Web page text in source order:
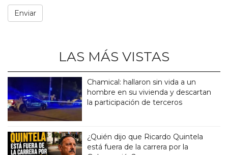
LAS MÁS VISTAS
Chamical: hallaron sin vida a un
hombre en su vivienda y descartan
la participación de terceros
¿Quién dijo que Ricardo Quintela
está fuera de la carrera por la